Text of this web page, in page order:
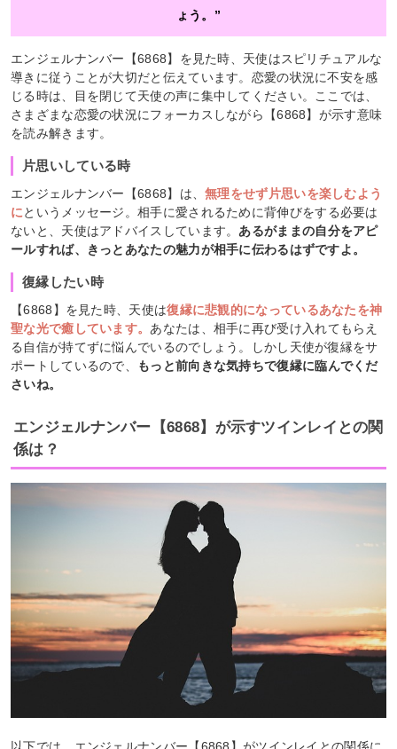
ょう。”
エンジェルナンバー【6868】を見た時、天使はスピリチュアルな
導きに従うことが大切だと伝えています。恋愛の状況に不安を感
じる時は、目を閉じて天使の声に集中してください。ここでは、
さまざまな恋愛の状況にフォーカスしながら【6868】が示す意味
を読み解きます。
片思いしている時
エンジェルナンバー【6868】は、無理をせず片思いを楽しむよう
にというメッセージ。相手に愛されるために背伸びをする必要は
ないと、天使はアドバイスしています。あるがままの自分をアピ
ールすれば、きっとあなたの魅力が相手に伝わるはずですよ。
復縁したい時
【6868】を見た時、天使は復縁に悲観的になっているあなたを神
聖な光で癒しています。あなたは、相手に再び受け入れてもらえ
る自信が持てずに悩んでいるのでしょう。しかし天使が復縁をサ
ポートしているので、
もっと前向きな気持ちで復縁に臨んでくだ
さいね。
エンジェルナンバー【6868】が示すツインレイとの関
係は？